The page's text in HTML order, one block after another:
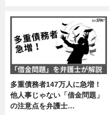
多重債務者147万人に急増！
他人事じゃない「借金問題」
の注意点を弁護士…